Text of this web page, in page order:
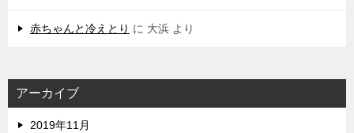
赤ちゃんと冷えとり に 大浜 より
アーカイブ
2019年11月